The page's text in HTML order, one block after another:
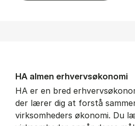
HA al­men erhvervs­økonomi
HA er en bred
der lærer dig at forstå
virksomheders økonomi. Du